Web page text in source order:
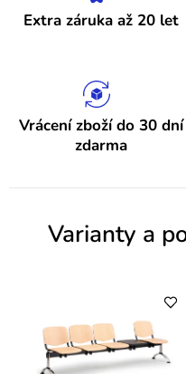
h
o
e
Extra záruka až 20 let
Vrácení zboží do 30 dní
zdarma
Varianty a